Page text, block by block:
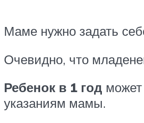
Маме нужно задать
Очевидно, что
Ребенок в 1 год
указаниям мамы.